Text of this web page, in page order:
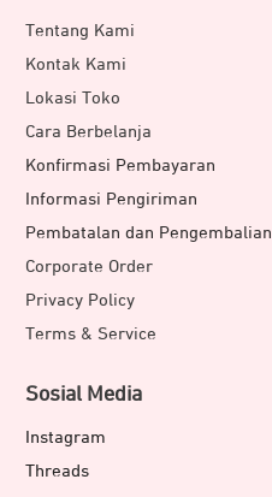
Tentang Kami
Kontak Kami
Lokasi Toko
Cara Berbelanja
Konfirmasi Pembayaran
Informasi Pengiriman
Pembatalan dan Pengembalian
Corporate Order
Privacy Policy
Terms & Service
Sosial Media
Instagram
Threads